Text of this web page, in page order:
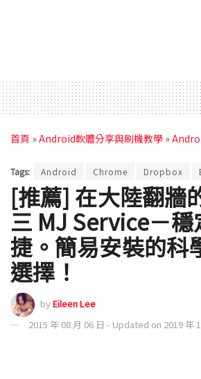
首頁 »Android軟體分享與刷機教學 »
Tags: Android Chrome Dropbox
[推薦] 在大陸翻牆
三 MJ Service－
捷。簡易安裝的科
選擇！
byEileen Lee
2015 年 08 月 06 日 - Updated on 2019 年